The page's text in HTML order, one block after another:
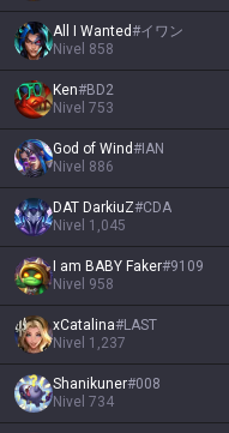
All I Wanted#イワン
Nivel 858
Ken#BD2
Nivel 753
God of Wind# IAN
Nivel 886
DAT DarkiuZ#CDA
Nivel 1,045
I am BABY Faker#9109
Nivel 958
xCatalina#LAST
Nivel 1,237
Shanikuner#008
Nivel 734